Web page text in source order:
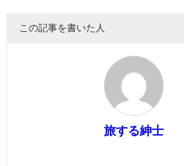
この記事を書いた人
旅する紳士